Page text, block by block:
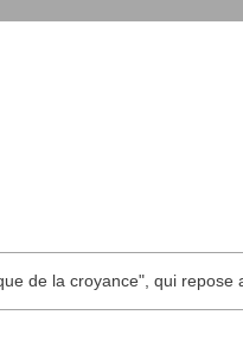
de la croyance", qui